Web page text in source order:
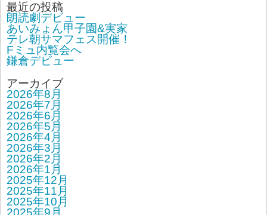
最近の投稿
朗読劇デビュー
あいみょん甲子園&実家
テレ朝サマフェス開催！
Fミュ内覧会へ
鎌倉デビュー
アーカイブ
2026年8月
2026年7月
2026年6月
2026年5月
2026年4月
2026年3月
2026年2月
2026年1月
2025年12月
2025年11月
2025年10月